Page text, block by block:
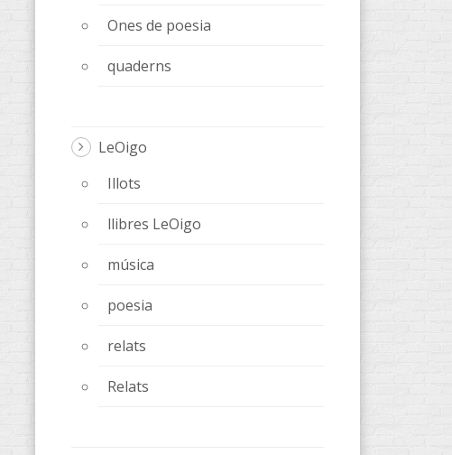
Ones de poesia
quaderns
LeOigo
Illots
llibres LeOigo
música
poesia
relats
Relats